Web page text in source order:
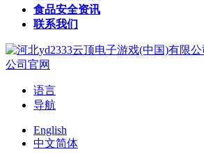
食品安全资讯
联系我们
语言
导航
English
中文简体